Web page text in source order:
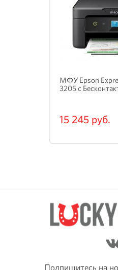
МФУ Epson
3205 с
15 245 руб.
Подпишитесь на